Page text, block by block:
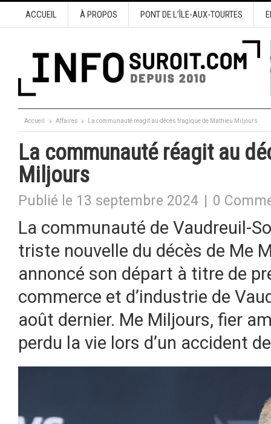
ACCUEIL À PROPOS PONT DE L’ÎLE-AUX-TOURTES
Accueil Affaires La communauté réagit au décès tragique de Mathieu Miljours
La communauté réagit au
Miljours
Publié le 13 septembre 2024 0
La communauté de Vaudreuil-
triste nouvelle du décès de Me
annoncé son départ à titre de
commerce et d’industrie de
août dernier. Me Miljours, fier
perdu la vie lors d’un accident